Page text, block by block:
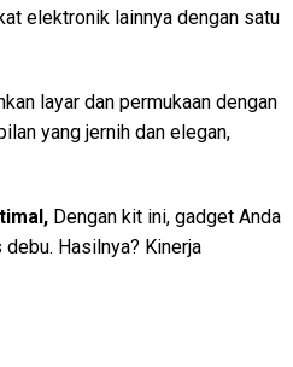
elektronik lainnya dengan satu
layar dan permukaan dengan
yang jernih dan elegan,
Dengan kit ini, gadget Anda
Hasilnya? Kinerja